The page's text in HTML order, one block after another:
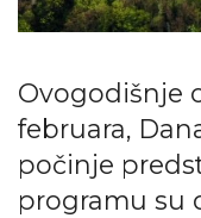
Ovogodišnje
februara,
počinje
programu su